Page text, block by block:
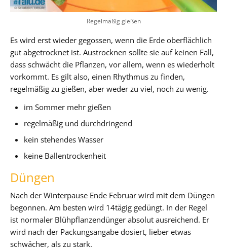
Regelmäßig gießen
Es wird erst wieder gegossen, wenn die Erde oberflächlich
gut abgetrocknet ist. Austrocknen sollte sie auf keinen Fall,
dass schwächt die Pflanzen, vor allem, wenn es wiederholt
vorkommt. Es gilt also, einen Rhythmus zu finden,
regelmäßig zu gießen, aber weder zu viel, noch zu wenig.
im Sommer mehr gießen
regelmäßig und durchdringend
kein stehendes Wasser
keine Ballentrockenheit
Düngen
Nach der Winterpause Ende Februar wird mit dem Düngen
begonnen. Am besten wird 14tägig gedüngt. In der Regel
ist normaler Blühpflanzendünger absolut ausreichend. Er
wird nach der Packungsangabe dosiert, lieber etwas
schwächer, als zu stark.